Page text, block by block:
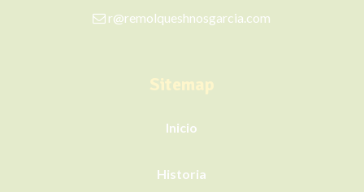
r@remolqueshnosgarcia.com
Sitemap
Inicio
Historia